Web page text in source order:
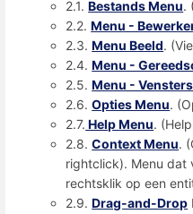
2.1.Bestands Menu.
2.2.Menu -
2.3.Menu Beeld.
2.4.Menu -
2.5.Menu - Vensters
2.6.Opties Menu.
2.7. Help Menu.
2.8.Context Menu.
rightclick). Menu dat
rechtsklik op een
2.9.Drag-and-Drop